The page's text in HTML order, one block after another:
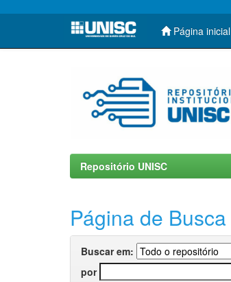
Skip
Página inicial
Repositório UNISC
Página de Busca
Buscar em:
por